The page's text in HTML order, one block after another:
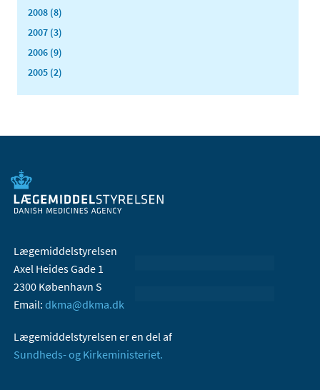
2008 (8)
2007 (3)
2006 (9)
2005 (2)
Lægemiddelstyrelsen
Axel Heides Gade 1
2300 København S
Email: dkma@dkma.dk
Lægemiddelstyrelsen er en del af
Sundheds- og Kirkeministeriet.